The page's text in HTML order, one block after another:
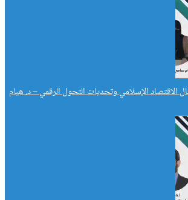
الاقتصاد الإسلامي وتحديات التحول الرقمي – د. هيام